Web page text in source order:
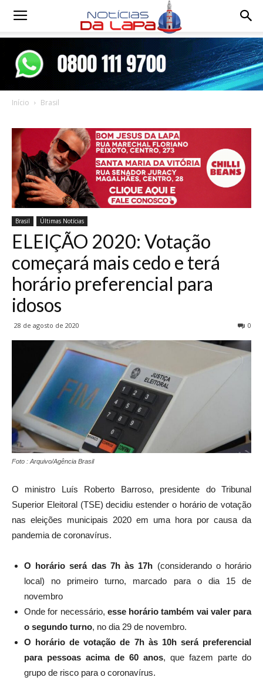
Notícias
Início Brasil
Brasil Últimas Notícias
ELEIÇÃO 2020: Votação
começará mais cedo e terá
horário preferencial para
idosos
28 de agosto de 2020 0
Foto : Arquivo/Agência Brasil
O ministro Luís Roberto Barroso, presidente do Tribunal
Superior Eleitoral (TSE) decidiu estender o horário de votação
nas eleições municipais 2020 em uma hora por causa da
pandemia de coronavírus.
O horário será das 7h às 17h (considerando o horário
local) no primeiro turno, marcado para o dia 15 de
novembro
Onde for necessário, esse horário também vai valer para
o segundo turno, no dia 29 de novembro.
O horário de votação de 7h às 10h será preferencial
para pessoas acima de 60 anos, que fazem parte do
grupo de risco para o coronavírus.